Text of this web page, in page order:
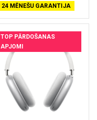
24 MĒNEŠU GARANTIJA
TOP PĀRDOŠANAS
APJOMI